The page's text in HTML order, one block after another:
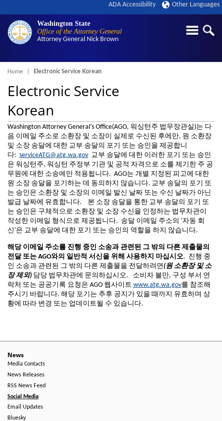
Washington State
Office of the Attorney General
Attorney General Nick Brown
ADA Accessibility Other Languages
Breadcrumb
Home Electronic Service Korean
Electronic Service
Korean
Washington Attorney General’s Office(AGO, 워싱턴주 법무장관실)는 다
음 이메일 주소로 소환장 및 소장이 실제로 수신된 후에만, 원 소환장
및 소장 송달에 대한 교부 송달의 포기 또는 승인을 제공합니
다: serviceATG@atg.wa.gov 교부 송달에 대한 이러한 포기 또는 승인
은 워싱턴주, 워싱턴 주정부 기관 및 공적 자격으로 소를 제기한 주 공
무원에 대한 소송에만 적용됩니다. AGO는 개별 지정된 피고에 대한
원 소장 송달을 포기하는 데 동의하지 않습니다. 교부 송달의 포기 또
는 승인은 소환장 및 소장의 이메일 발신 날짜 또는 수신 날짜가 아닌
발급 날짜에 유효합니다. 본 소장 송달을 통한 교부 송달의 포기 또
는 승인은 구체적으로 소환장 및 소장 수신을 인정하는 법무차관이
작성한 이메일 형식으로 제공됩니다. 송달 이메일 주소의 '자동 회
신'은 교부 송달에 대한 포기 또는 승인의 역할을 하지 않습니다.
해당 이메일 주소를 진행 중인 소송과 관련된 그 밖의 다른 제출물의
전달 또는 AGO와의 일반적 서신을 위해 사용하지 마십시오. 진행 중
인 소송과 관련된 그 밖의 다른 제출물을 전달하려면 (원 소환장 및 소
장 제외) 담당 법무차관에 문의하십시오. 소비자 불만, 구성 부서 연
락처 또는 공공기록 요청은 AGO 웹사이트 www.atg.wa.gov를 참조해
주시기 바랍니다. 해당 포기는 추후 공지가 있을 때까지 유효하며 상
황에 따라 변경 또는 업데이트될 수 있습니다.
News
Media Contacts
News Releases
RSS News Feed
Social Media
Email Updates
Bluesky